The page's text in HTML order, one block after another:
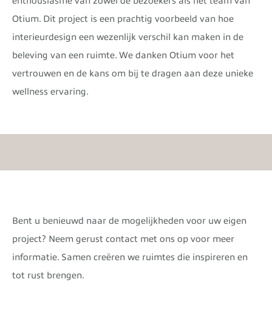
Otium. Dit project is een prachtig voorbeeld van hoe
interieurdesign een wezenlijk verschil kan maken in de
beleving van een ruimte. We danken Otium voor het
vertrouwen en de kans om bij te dragen aan deze unieke
wellness ervaring.
Bent u benieuwd naar de mogelijkheden voor uw eigen
project? Neem gerust contact met ons op voor meer
informatie. Samen creëren we ruimtes die inspireren en
tot rust brengen.